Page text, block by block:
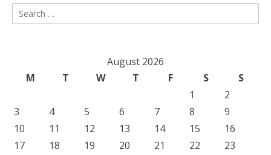
Search
for:
August 2026
M
T W T F S
S
1
2
3
4 5 6 7 8
9
10
11 12 13 14 15
16
17
18 19 20 21 22
23